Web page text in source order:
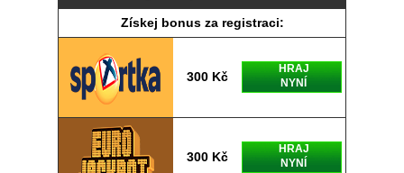
Získej bonus za registraci:
300 Kč
HRAJ
NYNÍ
300 Kč
HRAJ
NYNÍ